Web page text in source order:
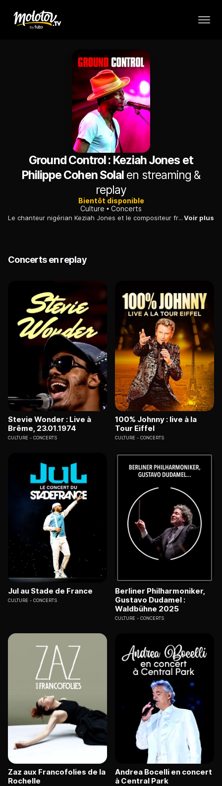
Ground Control : Keziah Jones et
Philippe Cohen Solal en streaming &
replay
Bientôt disponible
Culture
Concerts
Le chanteur nigérian Keziah Jones et le compositeur français Philippe Cohen Solal présentent leur premier album à quatre mains sur la scène de Ground Control.Voir plus
Concerts en replay
Stevie Wonder : Live à
Brême, 23.01.1974
CULTURE CONCERTS
100% Johnny : live à la
Tour Eiffel
CULTURE CONCERTS
Jul au Stade de France
CULTURE CONCERTS
Berliner Philharmoniker,
Gustavo Dudamel :
Waldbühne 2025
CULTURE CONCERTS
Zaz aux Francofolies de la
Rochelle
Andrea Bocelli en concert
à Central Park